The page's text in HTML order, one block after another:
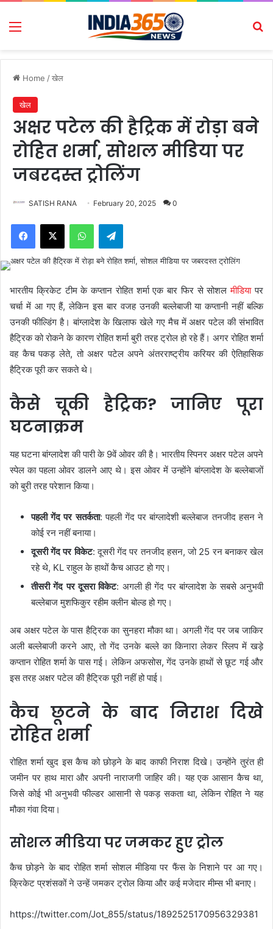
Menu
Home /खेल
खेल
अक्षर पटेल की हैट्रिक में रोड़ा बने
रोहित शर्मा, सोशल मीडिया पर
जबरदस्त ट्रोलिंग
SATISH RANA February 20, 2025 0
Facebook
X WhatsAppTelegram
भारतीय क्रिकेट टीम के कप्तान रोहित शर्मा एक बार फिर से सोशलमीडियापर
चर्चा में आ गए हैं, लेकिन इस बार वजह उनकी बल्लेबाजी या कप्तानी नहीं बल्कि
उनकी फील्डिंग है। बांग्लादेश के खिलाफ खेले गए मैच में अक्षर पटेल की संभावित
हैट्रिक को रोकने के कारण रोहित शर्मा बुरी तरह ट्रोल हो रहे हैं। अगर रोहित शर्मा
वह कैच पकड़ लेते, तो अक्षर पटेल अपने अंतरराष्ट्रीय करियर की ऐतिहासिक
हैट्रिक पूरी कर सकते थे।
कैसे चूकी हैट्रिक? जानिए पूरा
घटनाक्रम
यह घटना बांग्लादेश की पारी के 9वें ओवर की है। भारतीय स्पिनर अक्षर पटेल अपने
स्पेल का पहला ओवर डालने आए थे। इस ओवर में उन्होंने बांग्लादेश के बल्लेबाजों
को बुरी तरह परेशान किया।
पहली गेंद पर सतर्कता: पहली गेंद पर बांग्लादेशी बल्लेबाज तनजीद हसन ने
कोई रन नहीं बनाया।
दूसरी गेंद पर विकेट: दूसरी गेंद पर तनजीद हसन, जो 25 रन बनाकर खेल
रहे थे, KL राहुल के हाथों कैच आउट हो गए।
तीसरी गेंद पर दूसरा विकेट: अगली ही गेंद पर बांग्लादेश के सबसे अनुभवी
बल्लेबाज मुशफिकुर रहीम क्लीन बोल्ड हो गए।
अब अक्षर पटेल के पास हैट्रिक का सुनहरा मौका था। अगली गेंद पर जब जाकिर
अली बल्लेबाजी करने आए, तो गेंद उनके बल्ले का किनारा लेकर स्लिप में खड़े
कप्तान रोहित शर्मा के पास गई। लेकिन अफसोस, गेंद उनके हाथों से छूट गई और
इस तरह अक्षर पटेल की हैट्रिक पूरी नहीं हो पाई।
कैच छूटने के बाद निराश दिखे
रोहित शर्मा
रोहित शर्मा खुद इस कैच को छोड़ने के बाद काफी निराश दिखे। उन्होंने तुरंत ही
जमीन पर हाथ मारा और अपनी नाराजगी जाहिर की। यह एक आसान कैच था,
जिसे कोई भी अनुभवी फील्डर आसानी से पकड़ सकता था, लेकिन रोहित ने यह
मौका गंवा दिया।
सोशल मीडिया पर जमकर हुए ट्रोल
कैच छोड़ने के बाद रोहित शर्मा सोशल मीडिया पर फैंस के निशाने पर आ गए।
क्रिकेट प्रशंसकों ने उन्हें जमकर ट्रोल किया और कई मजेदार मीम्स भी बनाए।
https://twitter.com/Jot_855/status/1892525170956329381